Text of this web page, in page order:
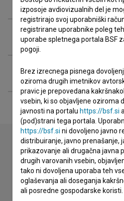
Organizacije
Razširjeni podatki
Stik z uredništvom
Spoštovani, s pomočjo spodnjega
stik z uredništvom Baze
odzivov.
izposoje avdiovizualnih del je
registrirajo svoj uporabniški
registrirane uporabnike poleg
uporabe spletnega portala BSF
pogoji.
Brez izrecnega pisnega
oziroma drugih imetnikov
pravic je prepovedana
vsebin, ki so objavljene oziroma
javnosti na portalu https://bsf.si
(pod)strani tega portala.
https://bsf.si ni dovoljeno javno
distribuiranje, javno prenašanje,
prikazovanje ali drugačna javna
drugih varovanih vsebin,
tako ni dovoljena uporaba teh
oglaševanja ali doseganja
ali posredne gospodarske koristi.